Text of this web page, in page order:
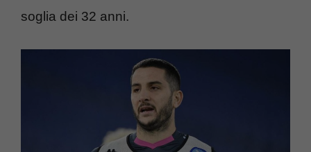
soglia dei 32 anni.